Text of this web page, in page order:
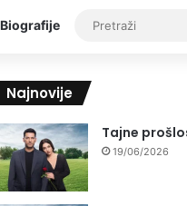
Biografije
Najnovije
Tajne
19/06/2026